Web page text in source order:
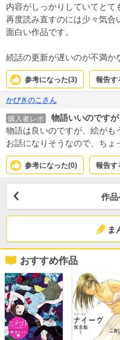
内容がしっかりしていてとて
再度読み直すのには少々気合
面白い作品です。
続話の更新が遅いのが不満か
参考になった(3) 報告す
かびきのこさん
購入者レポ
物語いいのですが
物語は良いのですが、絵がも
お話になりそうなので、ちょ
参考になった(0) 報告す
作品
ま
おすすめ作品